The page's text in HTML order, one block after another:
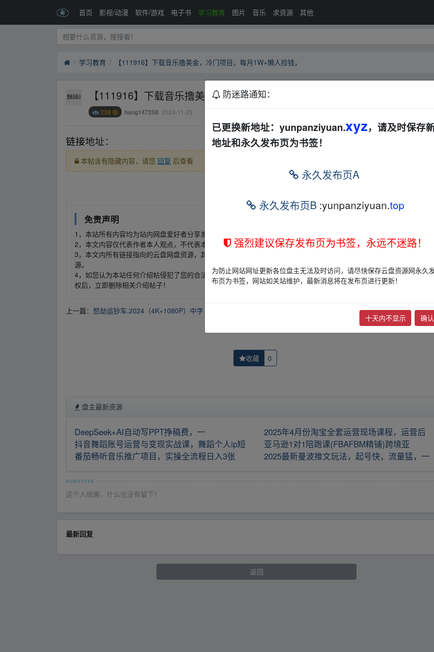
首页 影视/动漫 软件/游戏 电子书 学习教育 图片 音乐 求资源 其他
学习教育 【111916】下载音乐撸美金，冷门项目，每月1W+懒人捡钱，
【111916】下载音乐撸美金，冷门项目，每月1W+懒人捡钱，
238 级 hang147258 2024-11-23
链接地址：
本帖含有隐藏内容，请您 回复 后查看
免责声明
1，本站所有内容均为站内网盘爱好者分享发布的网盘链接介绍展示帖子，
2，本文内容仅代表作者本人观点，不代表本网站立场，作者文责自负。
3，本文内所有链接指向的云盘网盘资源，其版权归版权方所有！其实际管理权为帖子发布者所有，本站无法操作相关资
源。
4，如您认为本站任何介绍帖侵犯了您的合法版权，请点击版权投诉进行投诉，我们将在确认本文链接指向的资源存在
权后，立即删除相关介绍帖子！
上一篇： 怒劫运钞车.2024（4K+1080P）中字 你好，我的大夫（2023）【2K】国
收藏 0
盘主最新资源
DeepSeek+AI自动写PPT挣稿费，一
2025年4月份淘宝全套运营现场课程，运营后
抖音舞蹈账号运营与变现实战课，舞蹈个人ip短
亚马逊1对1陪跑课(FBAFBM精铺)跨境亚
番茄畅听音乐推广项目，实操全流程日入3张
2025最新曼波推文玩法，起号快，流量猛，一
这个人很懒，什么也没有留下！
最新回复
返回
防迷路通知：
已更换新地址：yunpanziyuan.xyz，请及时保存
地址和永久发布页为书签！
永久发布页A
永久发布页B :yunpanziyuan.top
强烈建议保存发布页为书签，永远不迷路！
为防止网站网址更新各位盘主无法及时访问，请尽快保存云盘资源网永久
布页为书签，网站如关站维护，最新消息将在发布页进行更新！
十天内不显示 确认